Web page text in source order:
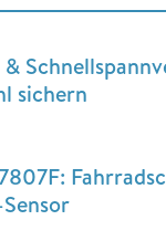
sichern